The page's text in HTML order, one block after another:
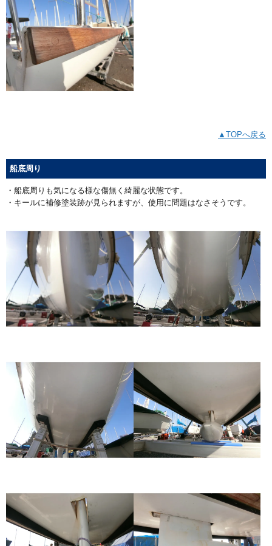
▲TOPへ戻る
船底周り
・船底周りも気になる様な傷無く綺麗な状態です。
・キールに補修塗装跡が見られますが、使用に問題はなさそうです。